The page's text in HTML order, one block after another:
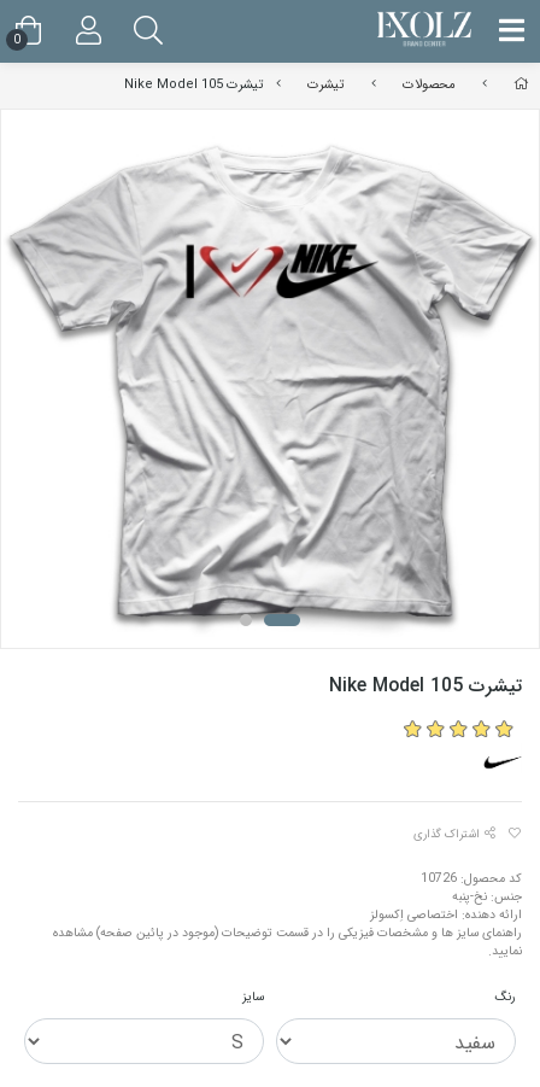
محصولات تیشرت تیشرت Nike Model 105
تیشرت Nike Model 105
اشتراک گذاری
کد محصول: 10726
جنس: نخ-پنبه
ارائه دهنده: اختصاصی اِکسولز
راهنمای سایز ها و مشخصات فیزیکی را در قسمت توضیحات (موجود در پائین صفحه) مشاهده
نمایید.
رنگ سایز
0